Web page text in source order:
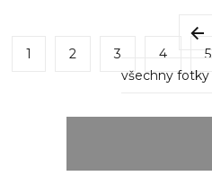
1 2 3 4 5
všechny fotky